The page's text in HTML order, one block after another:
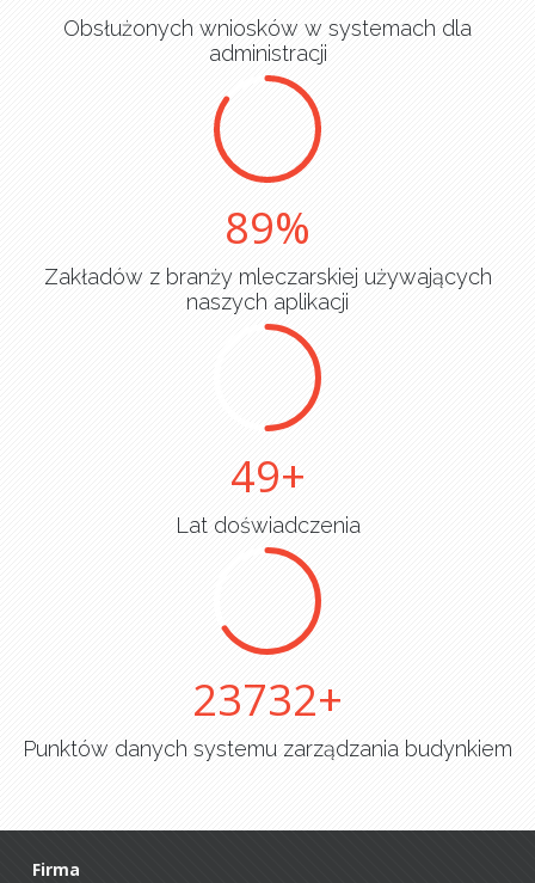
Obsłużonych wniosków w systemach dla
administracji
90
Zakładów z branży mleczarskiej używających
naszych aplikacji
50
Lat doświadczenia
25000
Punktów danych systemu zarządzania budynkiem
Firma